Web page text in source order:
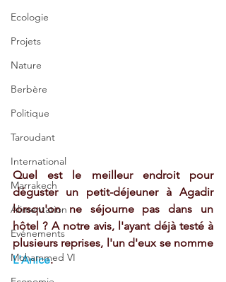
Ecologie
Projets
Nature
Berbère
Politique
Taroudant
International
Marrakech
Alimentation
Evénements
Mohammed VI
Quel est le meilleur endroit pour
déguster un petit-déjeuner à Agadir
lorsqu'on ne séjourne pas dans un
hôtel ? A notre avis, l'ayant déjà testé à
L'Anice.